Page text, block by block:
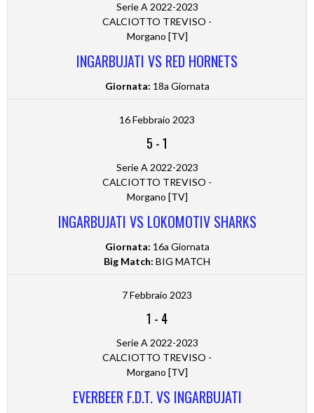
Serie A 2022-2023
CALCIOTTO TREVISO -
Morgano [TV]
INGARBUJATI VS RED HORNETS
Giornata: 18a Giornata
16 Febbraio 2023
5 -1
Serie A 2022-2023
CALCIOTTO TREVISO -
Morgano [TV]
INGARBUJATI VS LOKOMOTIV SHARKS
Giornata: 16a Giornata
Big Match: BIG MATCH
7 Febbraio 2023
1 - 4
Serie A 2022-2023
CALCIOTTO TREVISO -
Morgano [TV]
EVERBEER F.D.T. VS INGARBUJATI